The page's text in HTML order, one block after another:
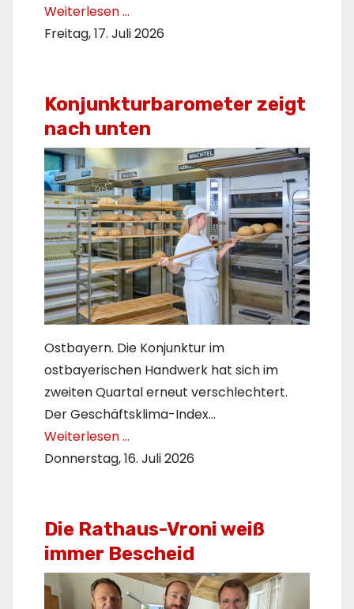
Weiterlesen …
Freitag, 17. Juli 2026
Konjunkturbarometer zeigt
nach unten
Ostbayern. Die Konjunktur im
ostbayerischen Handwerk hat sich im
zweiten Quartal erneut verschlechtert.
Der Geschäftsklima-Index…
Weiterlesen …
Donnerstag, 16. Juli 2026
Die Rathaus-Vroni weiß
immer Bescheid